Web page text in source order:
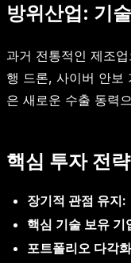
방위산업: 기
과거 전통적인 제조
행 드론, 사이버 안보
은 새로운 수출 동력
핵심 투자 전
장기적 관점 유지:
핵심 기술 보유 기
포트폴리오 다각